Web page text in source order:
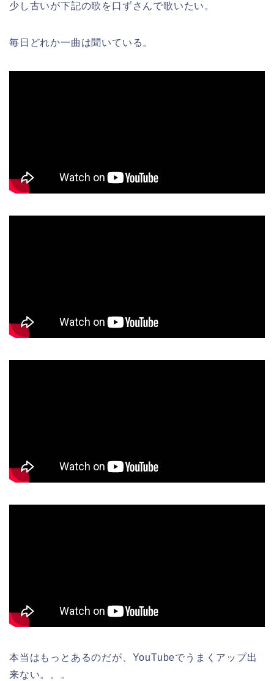
少し古いが下記の歌を口ずさんで歌いたい。
毎日どれか一曲は聞いている。
本当はもっとあるのだが、YouTubeでうまくアップ出
来ない。。。